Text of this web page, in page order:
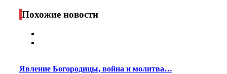
Print
Похожие новости
Явление Богородицы, война и молитва…